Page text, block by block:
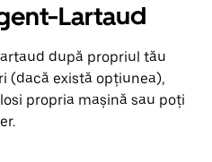
Lartaud
după propriul tău
(dacă există opțiunea),
propria mașină sau poți